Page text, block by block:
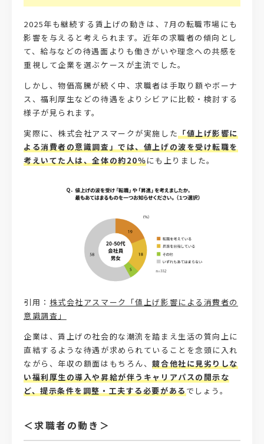
2025年も継続する賃上げの動きは、7月の転職市場にも
影響を与えると考えられます。近年の求職者の傾向とし
て、給与などの待遇面よりも働きがいや理念への共感を
重視して企業を選ぶケースが主流でした。
しかし、物価高騰が続く中、求職者は手取り額やボーナ
ス、福利厚生などの待遇をよりシビアに比較・検討する
様子が見られます。
実際に、株式会社アスマークが実施した「値上げ影響に
よる消費者の意識調査」では、値上げの波を受け転職を
考えいてた人は、全体の約20％にも上りました。
引用： 株式会社アスマーク「値上げ影響による消費者の
意識調査」
企業は、賃上げの社会的な潮流を踏まえ生活の質向上に
直結するような待遇が求められていることを念頭に入れ
ながら、年収の額面はもちろん、競合他社に見劣りしな
い福利厚生の導入や昇給が伴うキャリアパスの開示な
ど、提示条件を調整・工夫する必要がある でしょう。
＜求職者の動き＞